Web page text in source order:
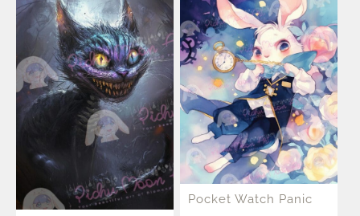
Pocket Watch Panic